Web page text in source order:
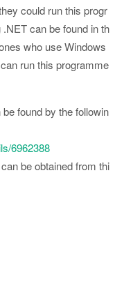
could run this progr
can be found in th
who use Windows
run this programme
found by the followin
6962388
be obtained from thi